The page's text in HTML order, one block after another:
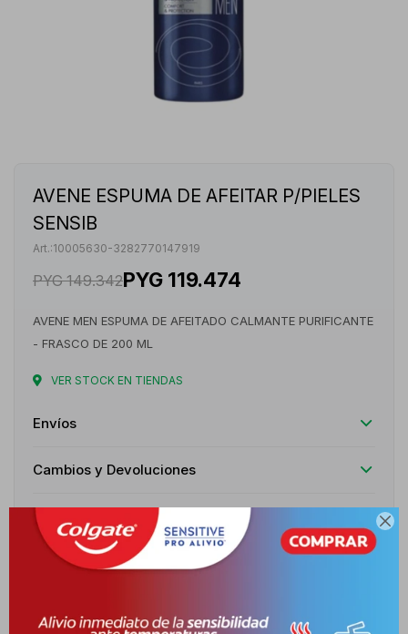

AVENE ESPUMA DE AFEITAR P/PIELES
SENSIB
10005630-3282770147919
PYG 149.342PYG 119.474
AVENE MEN ESPUMA DE AFEITADO CALMANTE PURIFICANTE
- FRASCO DE 200 ML
VER STOCK EN TIENDAS
Envíos
Cambios y Devoluciones
Medios de pago
Descripción